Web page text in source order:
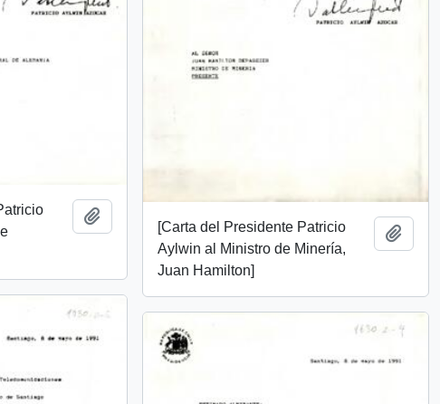
Añadir al portapapeles
[Carta del Presidente Patricio
Aylwin al Ministro de Minería,
Juan Hamilton]